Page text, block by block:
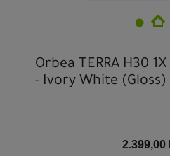
Orbea TERRA H30
- Ivory White (Gloss)
2.399,00